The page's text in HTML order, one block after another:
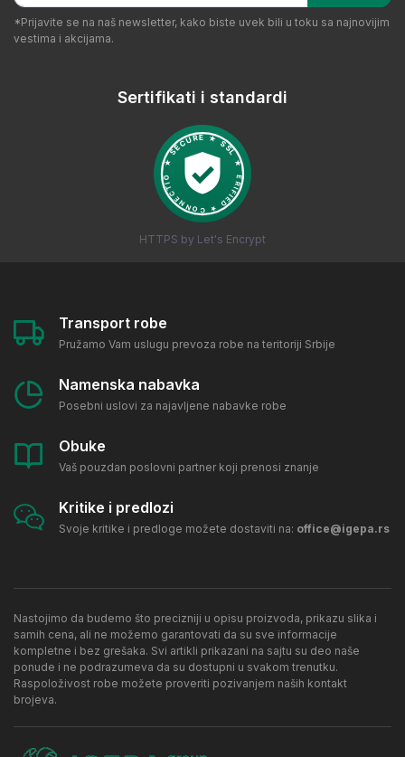
*Prijavite se na naš newsletter, kako biste uvek bili u toku sa najnovijim
vestima i akcijama.
Sertifikati i standardi
HTTPS by Let's Encrypt
Transport robe
Pružamo Vam uslugu prevoza robe na teritoriji Srbije
Namenska nabavka
Posebni uslovi za najavljene nabavke robe
Obuke
Vaš pouzdan poslovni partner koji prenosi znanje
Kritike i predlozi
Svoje kritike i predloge možete dostaviti na: office@igepa.rs
Nastojimo da budemo što precizniji u opisu proizvoda, prikazu slika i
samih cena, ali ne možemo garantovati da su sve informacije
kompletne i bez grešaka. Svi artikli prikazani na sajtu su deo naše
ponude i ne podrazumeva da su dostupni u svakom trenutku.
Raspoloživost robe možete proveriti pozivanjem naših kontakt
brojeva.